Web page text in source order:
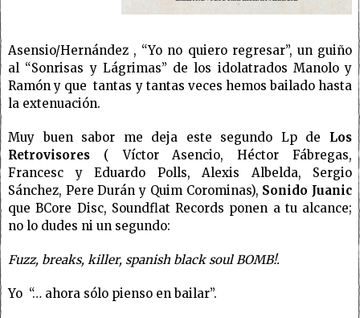
Asensio/Hernández , “Yo no quiero regresar”, un guiño
al “Sonrisas y Lágrimas” de los idolatrados Manolo y
Ramón y que tantas y tantas veces hemos bailado hasta
la extenuación.
Muy buen sabor me deja este segundo Lp de Los
Retrovisores ( Víctor Asencio, Héctor Fábregas,
Francesc y Eduardo Polls, Alexis Albelda, Sergio
Sánchez, Pere Durán y Quim Corominas), Sonido Juanic
que BCore Disc, Soundflat Records ponen a tu alcance;
no lo dudes ni un segundo:
Fuzz, breaks, killer, spanish black soul BOMB!.
Yo “… ahora sólo pienso en bailar”.